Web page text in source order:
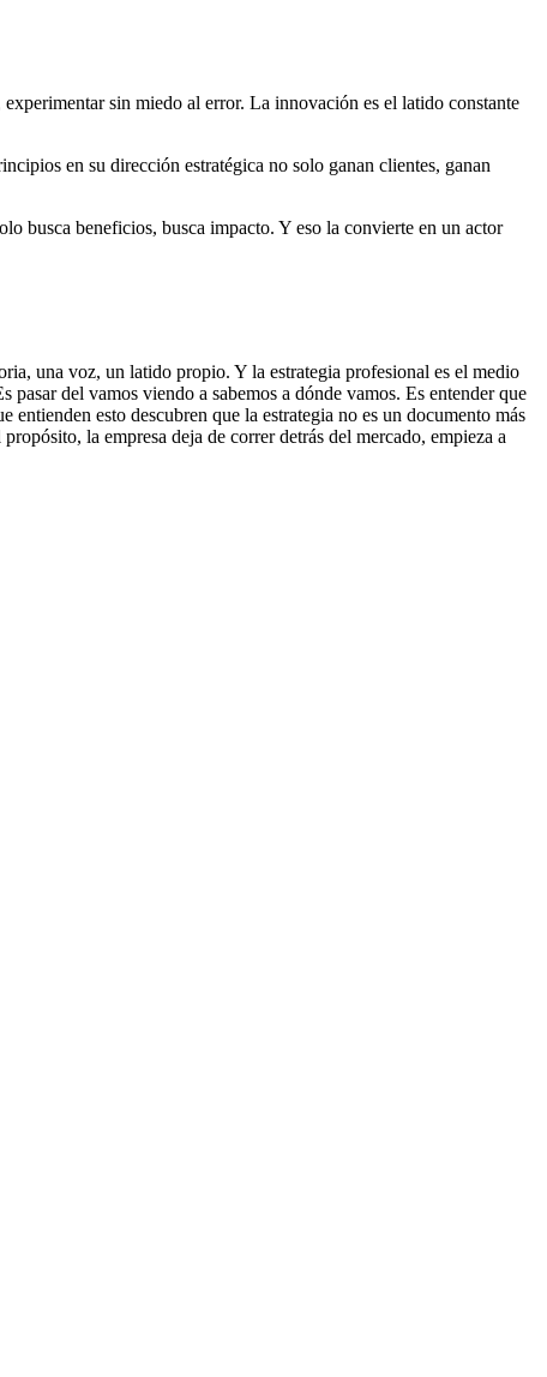
sin miedo al error. La innovación es el latido constante
en su dirección estratégica no solo ganan clientes, ganan
busca beneficios, busca impacto. Y eso la convierte en un actor
una voz, un latido propio. Y la estrategia profesional es el medio
del vamos viendo a sabemos a dónde vamos. Es entender que
esto descubren que la estrategia no es un documento más
la empresa deja de correr detrás del mercado, empieza a